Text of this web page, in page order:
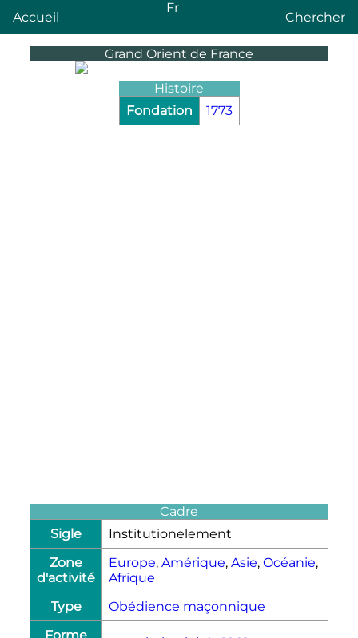
Accueil
Fr
Chercher
Grand Orient de France
Histoire
Fondation
1773
Cadre
Sigle
Institutionelement
Zone
d'activité
Europe, Amérique, Asie, Océanie,
Afrique
Type
Obédience maçonnique
Forme